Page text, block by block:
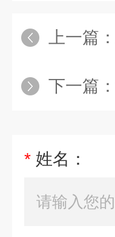
上一篇：
下一篇：
* 姓名：